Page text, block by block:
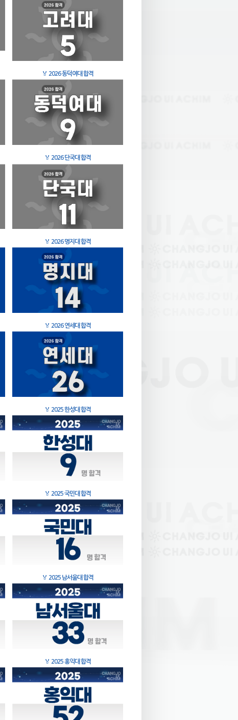
🏅 2026 동덕여대 합격
🏅 2026 단국대 합격
🏅 2026 명지대 합격
🏅 2026 연세대 합격
🏅 2025 한성대 합격
🏅 2025 국민대 합격
🏅 2025 남서울대 합격
🏅 2025 홍익대 합격